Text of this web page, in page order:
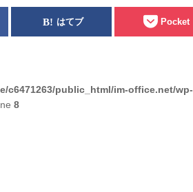
はてブ Pocket
c6471263/public_html/im-office.net/wp-
8